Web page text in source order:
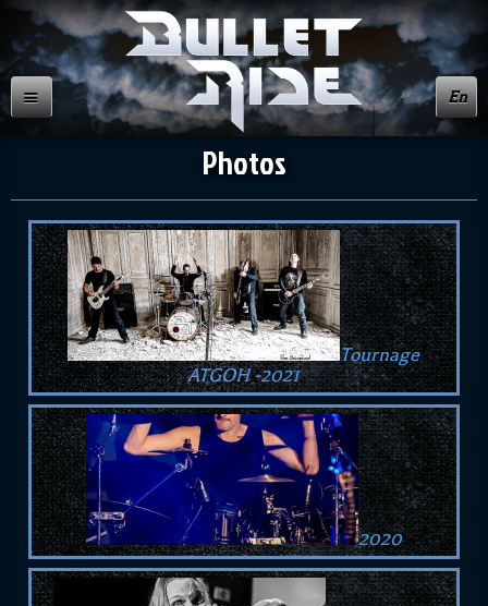
En
Photos
Tournage
ATGOH -2021
2020